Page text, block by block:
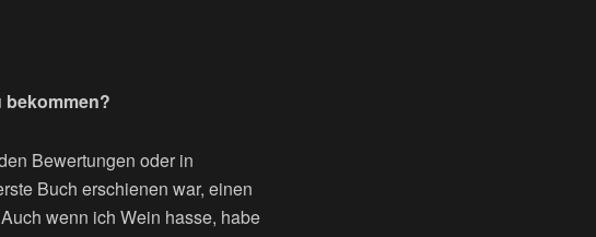
bekommen?
Bewertungen oder in
Buch erschienen war, einen
wenn ich Wein hasse, habe